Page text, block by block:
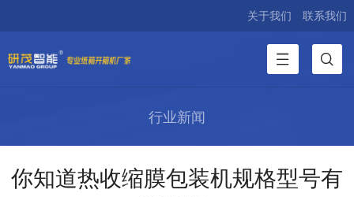
关于我们 联系我们
行业新闻
你知道热收缩膜包装机规格型号有